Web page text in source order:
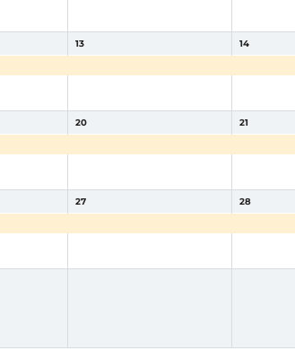
13 14
20 21
27 28